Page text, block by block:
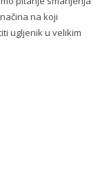
na koji
ugljenik u velikim